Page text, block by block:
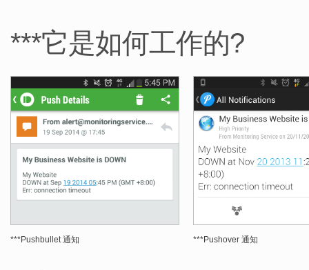
***它是如何工作的?
***Pushbullet 通知 ***Pushover 通知